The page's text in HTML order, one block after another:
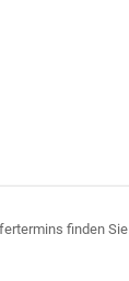
finden Sie